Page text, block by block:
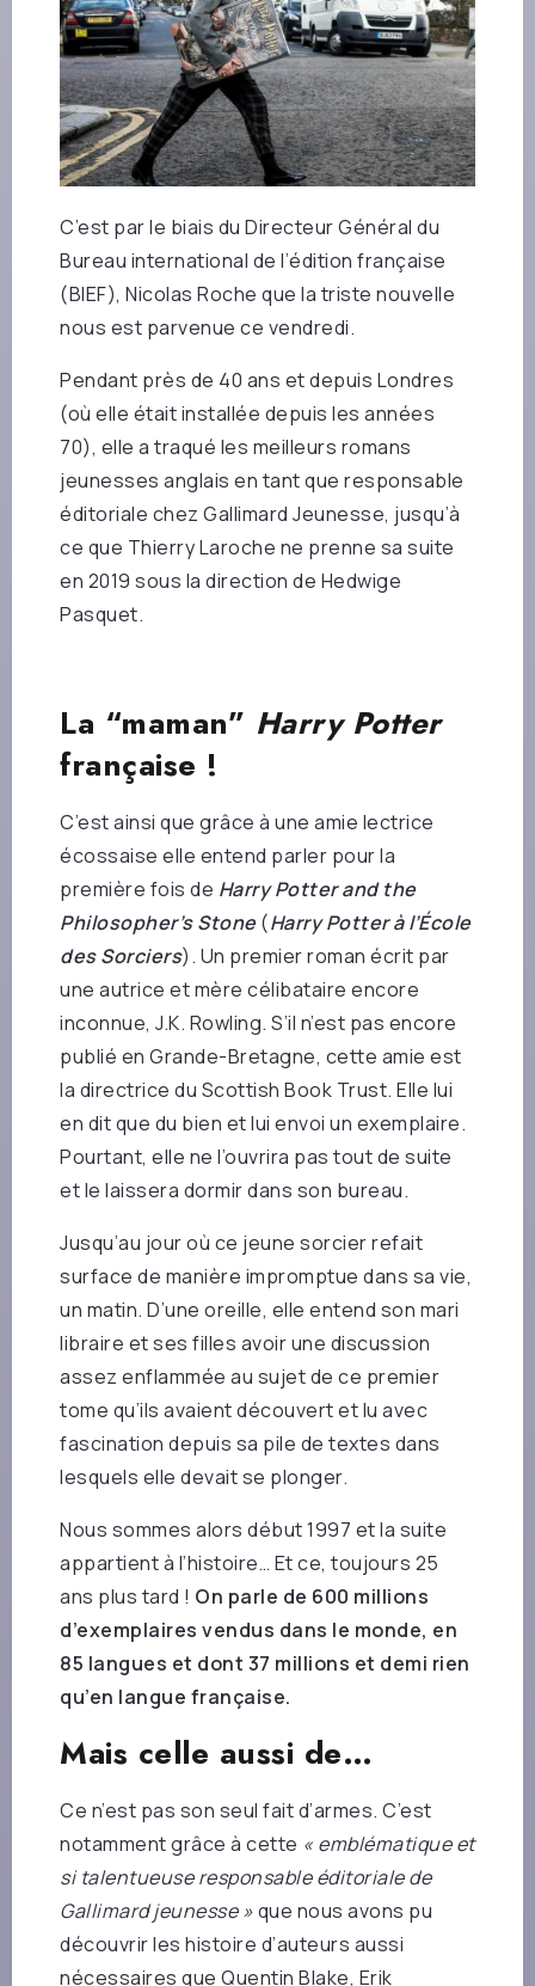
C’est par le biais du Directeur Général du
Bureau international de l’édition française
(BIEF), Nicolas Roche que la triste nouvelle
nous est parvenue ce vendredi.
Pendant près de 40 ans et depuis Londres
(où elle était installée depuis les années
70), elle a traqué les meilleurs romans
jeunesses anglais en tant que responsable
éditoriale chez Gallimard Jeunesse, jusqu’à
ce que Thierry Laroche ne prenne sa suite
en 2019 sous la direction de Hedwige
Pasquet.
La “maman” Harry Potter
française !
C’est ainsi que grâce à une amie lectrice
écossaise elle entend parler pour la
première fois de Harry Potter and the
Philosopher’s Stone(Harry Potter à l’École
des Sorciers). Un premier roman écrit par
une autrice et mère célibataire encore
inconnue, J.K. Rowling. S’il n’est pas encore
publié en Grande-Bretagne, cette amie est
la directrice du Scottish Book Trust. Elle lui
en dit que du bien et lui envoi un exemplaire.
Pourtant, elle ne l’ouvrira pas tout de suite
et le laissera dormir dans son bureau.
Jusqu’au jour où ce jeune sorcier refait
surface de manière impromptue dans sa vie,
un matin. D’une oreille, elle entend son mari
libraire et ses filles avoir une discussion
assez enflammée au sujet de ce premier
tome qu’ils avaient découvert et lu avec
fascination depuis sa pile de textes dans
lesquels elle devait se plonger.
Nous sommes alors début 1997 et la suite
appartient à l’histoire… Et ce, toujours 25
ans plus tard ! On parle de 600 millions
d’exemplaires vendus dans le monde, en
85 langues et dont 37 millions et demi rien
qu’en langue française.
Mais celle aussi de…
Ce n’est pas son seul fait d’armes. C’est
notamment grâce à cette « emblématique et
si talentueuse responsable éditoriale de
Gallimard jeunesse »que nous avons pu
découvrir les histoire d’auteurs aussi
nécessaires que Quentin Blake, Erik